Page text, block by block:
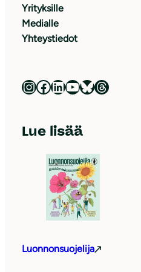
Yrityksille
Medialle
Yhteystiedot
Luonnonsuojeluliitto Instagramissa Luonnonsuojeluliitto Facebookissa Luonnonsuojeluliitto LinkedInissä Luonnonsuojeluliiton YouTube-kanava Luonnonsuojeluliitto Blueskyssa Luonnonsuojeluliitto Threadsissa
Lue lisää
Luonnonsuojelija